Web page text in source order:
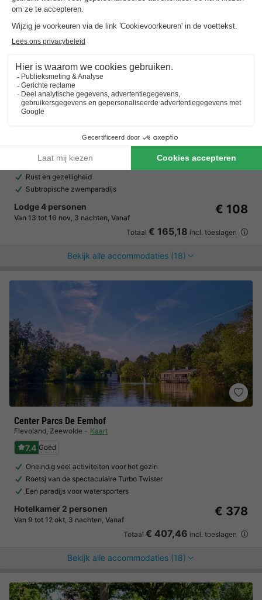
Landal Beach Resort Kamperland
8.0 Zeer goed
Direct aan strand en zee
Rust en gezelligheid
Subtropische zwemparadijs
Lodge 4 personen
Van 13 tot 16 nov, 3 nachten, Vanaf
€ 108
Totaal € 165,18 incl. toeslagen
Bekijk alle accommodaties (18)
Center Parcs De Eemhof
Flevoland, Zeewolde Kaart
7.4 Goed
Oneindig veel activiteiten voor het gezin
Roetsj van de spectaculaire Turbo Twister
Een paradijs voor watersporters
Hotelkamer 2 personen
Van 9 tot 12 okt, 3 nachten, Vanaf
€ 378
Totaal € 407,46 incl. toeslagen
Bekijk alle accommodaties (18)